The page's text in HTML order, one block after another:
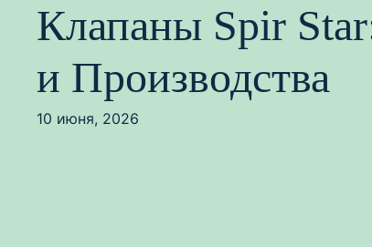
Клапаны Spir
и Производства
10 июня, 2026